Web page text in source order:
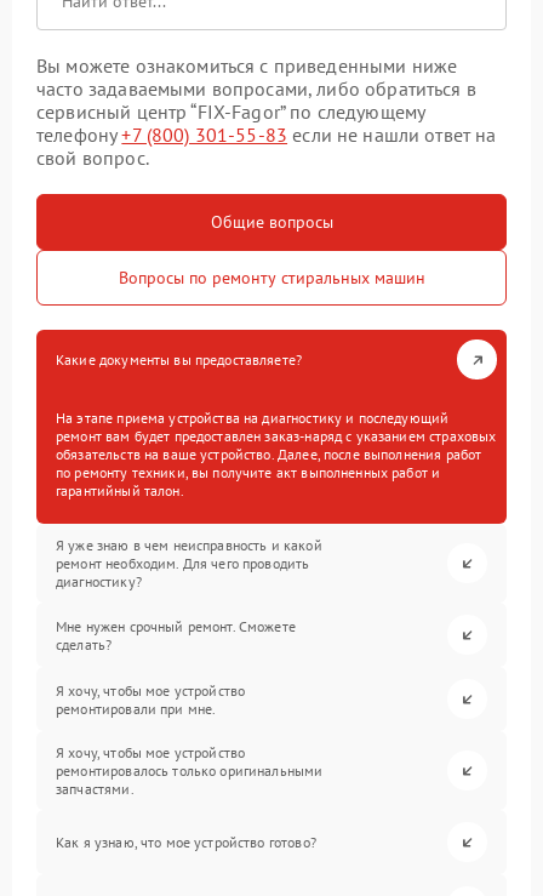
Вы можете ознакомиться с приведенными ниже
часто задаваемыми вопросами, либо обратиться в
сервисный центр “FIX-Fagor” по следующему
телефону+7 (800) 301-55-83 если не нашли ответ на
свой вопрос.
Общие вопросы
Вопросы по ремонту стиральных машин
Какие документы вы предоставляете?
На этапе приема устройства на диагностику и последующий
ремонт вам будет предоставлен заказ-наряд с указанием страховых
обязательств на ваше устройство. Далее, после выполнения работ
по ремонту техники, вы получите акт выполненных работ и
гарантийный талон.
Я уже знаю в чем неисправность и какой
ремонт необходим. Для чего проводить
диагностику?
Мне нужен срочный ремонт. Сможете
сделать?
Я хочу, чтобы мое устройство
ремонтировали при мне.
Я хочу, чтобы мое устройство
ремонтировалось только оригинальными
запчастями.
Как я узнаю, что мое устройство готово?